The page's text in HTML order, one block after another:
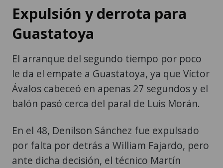
Expulsión y derrota para
Guastatoya
El arranque del segundo tiempo por poco
le da el empate a Guastatoya, ya que Víctor
Ávalos cabeceó en apenas 27 segundos y el
balón pasó cerca del paral de Luis Morán.
En el 48, Denilson Sánchez fue expulsado
por falta por detrás a William Fajardo, pero
ante dicha decisión, el técnico Martín